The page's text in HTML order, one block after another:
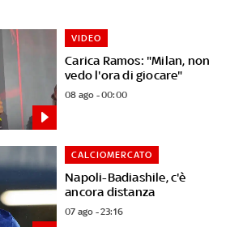
Carica Ramos: "Milan, non
vedo l'ora di giocare"
VIDEO
08 ago - 00:00
Napoli-Badiashile, c'è
ancora distanza
CALCIOMERCATO
07 ago - 23:16